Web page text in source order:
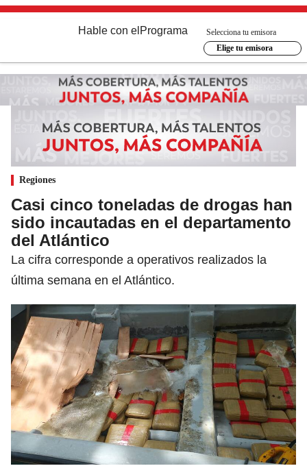
Hable con el Programa
Selecciona tu emisora
Elige tu emisora
Regiones
Casi cinco toneladas de drogas han
sido incautadas en el departamento
del Atlántico
La cifra corresponde a operativos realizados la
última semana en el Atlántico.